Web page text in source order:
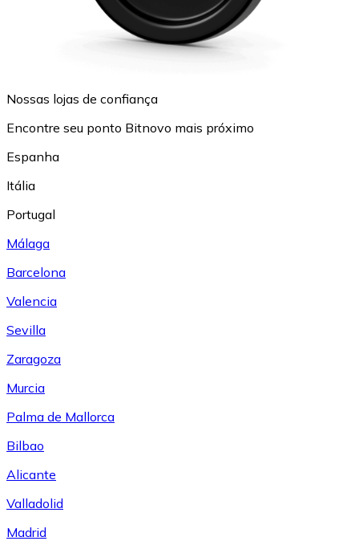
Nossas lojas de confiança
Encontre seu ponto Bitnovo mais próximo
Espanha
Itália
Portugal
Málaga
Barcelona
Valencia
Sevilla
Zaragoza
Murcia
Palma de Mallorca
Bilbao
Alicante
Valladolid
Madrid